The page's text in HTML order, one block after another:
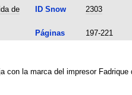
de
ID Snow 2303
Páginas
197-221
con la marca del impresor Fadrique